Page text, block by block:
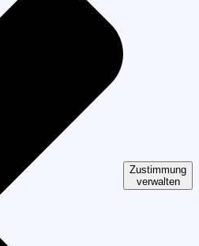
Zustimmung
verwalten